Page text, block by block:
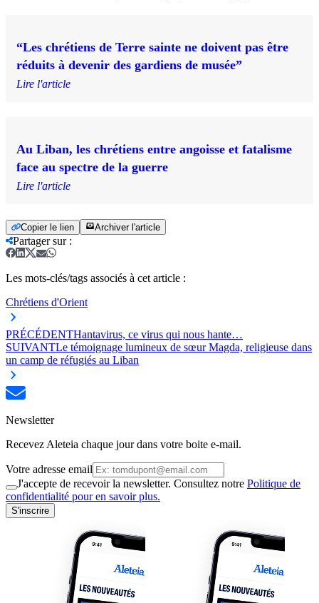
“Les chrétiens de Terre sainte ne doivent pas être
réduits à devenir des gardiens de musée”
Lire l'article
Au Liban, les chrétiens entre angoisse et fatalisme
face au spectre de la guerre
Lire l'article
Copier le lien Archiver l'article
Partager sur:
Les mots-clés/tags associés à cet article :
Chrétiens d'Orient
PRÉCÉDENTHantavirus, ce virus qui nous hante…
SUIVANTLe témoignage lumineux de sœur Magda, religieuse dans
un camp de réfugiés au Liban
Newsletter
Recevez Aleteia chaque jour dans votre boite e-mail.
Votre adresse email
J'accepte de recevoir la newsletter. Consultez notre Politique de
confidentialité pour en savoir plus.
S'inscrire